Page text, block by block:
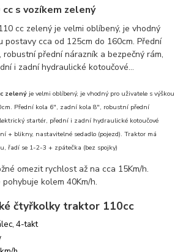
s vozíkem zelený
cc zelený je velmi oblíbený, je vhodný
postavy cca od 125cm do 160cm. Přední
přední nárazník a bezpečný rám,
i zadní hydraulické kotoučové...
zelený je velmi oblíbený, je vhodný pro uživatele s výškou
Přední kola 6", zadní kola 8", robustní přední
startér, přední i zadní hydraulické kotoučové
+ blikny, nastavitelné sedadlo (pojezd). Traktor má
řadí se 1-2-3 + zpátečka (bez spojky)
omezit rychlost až na cca 15Km/h.
kolem 40Km/h.
čtyřkolky traktor 110cc
4-takt